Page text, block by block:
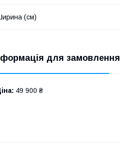
(см)
для замовлення
49 900 ₴